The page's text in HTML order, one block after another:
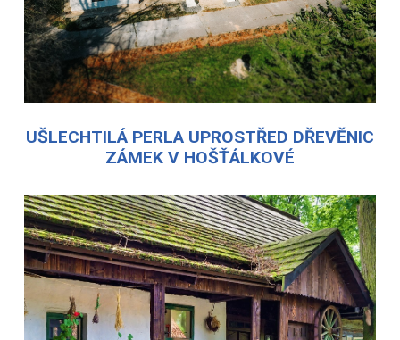
UŠLECHTILÁ PERLA UPROSTŘED DŘEVĚNIC
ZÁMEK V HOŠŤÁLKOVÉ